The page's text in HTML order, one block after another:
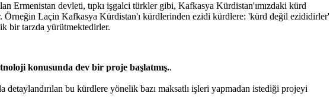
Ermenistan devleti, tıpkı işgalci türkler gibi, Kafkasya Kürdistan'ımızdaki kürd
Örneğin Laçin Kafkasya Kürdistan'ı kürdlerinden ezidi kürdlere: 'kürd değil ezididirler'
bir tarzda yürütmektedirler.
konusunda dev bir proje başlatmış..
detaylandırılan bu kürdlere yönelik bazı maksatlı işleri yapmadan istediği projeyi